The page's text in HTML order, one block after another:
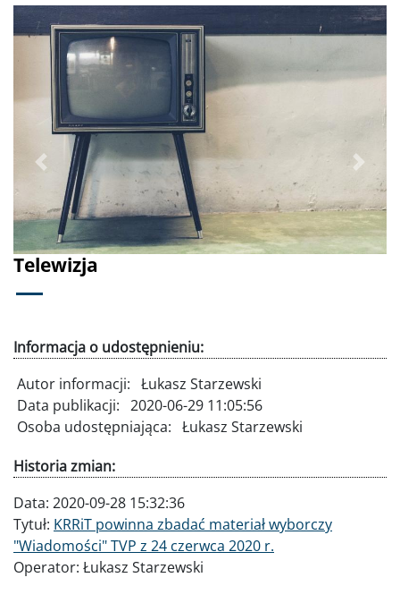
Telewizja
Poprzednie Dalej
Informacja o udostępnieniu:
Autor informacji: Łukasz Starzewski
Data publikacji: 2020-06-29 11:05:56
Osoba udostępniająca: Łukasz Starzewski
Historia zmian:
Data: 2020-09-28 15:32:36
Tytuł: KRRiT powinna zbadać materiał wyborczy
"Wiadomości" TVP z 24 czerwca 2020 r.
Operator: Łukasz Starzewski